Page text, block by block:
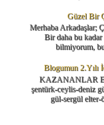
Güzel Bir
Merhaba Arkadaşlar;
Bir daha bu kadar
bilmiyorum, bu
Blogumun 2.Yılı
KAZANANLAR
şentürk-ceylis-deniz
gül-sergül elter-